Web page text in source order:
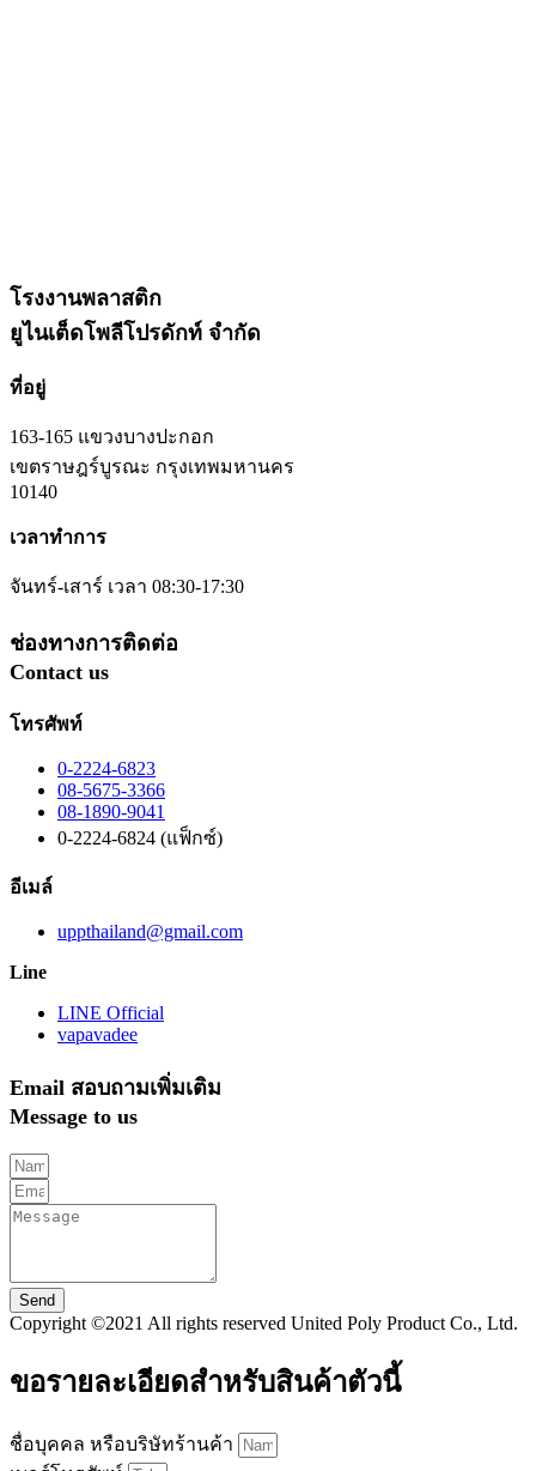
โรงงานพลาสติก
ยูไนเต็ดโพลีโปรดักท์ จำกัด
ที่อยู่
163-165 แขวงบางปะกอก
เขตราษฎร์บูรณะ กรุงเทพมหานคร
10140
เวลาทำการ
จันทร์-เสาร์ เวลา 08:30-17:30
ช่องทางการติดต่อ
Contact us
โทรศัพท์
0-2224-6823
08-5675-3366
08-1890-9041
0-2224-6824 (แฟ็กซ์)
อีเมล์
uppthailand@gmail.com
Line
LINE Official
vapavadee
Email สอบถามเพิ่มเติม
Message to us
Send
Copyright ©2021 All rights reserved United Poly Product Co., Ltd.
ขอรายละเอียดสำหรับสินค้าตัวนี้
ชื่อบุคคล หรือบริษัทร้านค้า